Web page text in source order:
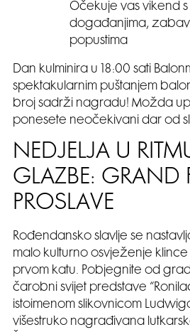
Očekuje vas vikend
događanjima,
popustima
Dan kulminira u 18:00 sati
spektakularnim puštanjem
broj sadrži nagradu! Možda
ponesete neočekivani dar od
NEDJELJA U
GLAZBE: GRAND
PROSLAVE
Rođendansko slavlje se
malo kulturno osvježenje klince
prvom katu. Pobjegnite od
čarobni svijet predstave
istoimenom slikovnicom
višestruko nagrađivana